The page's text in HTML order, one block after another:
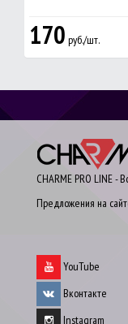
170 руб./шт.
CHARME PRO LINE -
Предложения на
YouTube
Вконтакте
Instagram